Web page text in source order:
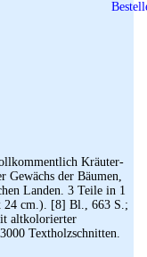
Kräuter-
Gewächs der Bäumen,
Landen. 3 Teile in 1
24 cm.). [8] Bl., 663 S.;
altkolorierter
Textholzschnitten.